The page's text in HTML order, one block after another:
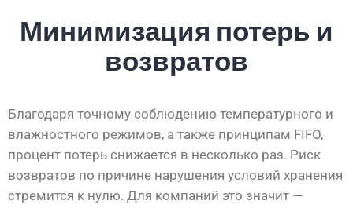
Минимизация потерь и
возвратов
Благодаря точному соблюдению температурного и
влажностного режимов, а также принципам FIFO,
процент потерь снижается в несколько раз. Риск
возвратов по причине нарушения условий хранения
стремится к нулю. Для компаний это значит —